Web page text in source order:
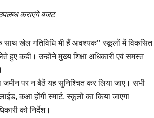
कराएंगे बजट
साथ खेल गतिविधि भी हैं आवश्यक’’ स्कूलों में विकसित
हुए कही। उन्होंने मुख्य शिक्षा अधिकारी एवं समस्त
जमीन पर न बैठें यह सुनिश्चित कर लिया जाए। सभी
कक्षा होंगी स्मार्ट, स्कूलों का किया जाएगा
को निर्देश।